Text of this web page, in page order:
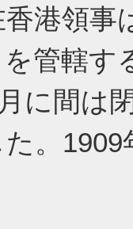
港領事
管轄す
に間は
た。